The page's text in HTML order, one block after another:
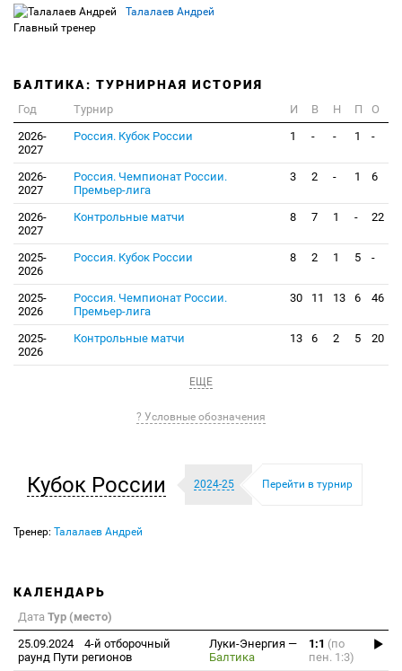
Талалаев Андрей
Главный тренер
БАЛТИКА: ТУРНИРНАЯ ИСТОРИЯ
Год Турнир И В Н П
О
2026-
2027
Россия. Кубок России 1 - - 1 -
2026-
2027
Россия. Чемпионат России.
Премьер-лига
3 2 - 1 6
2026-
2027
Контрольные матчи 8 7 1 - 22
2025-
2026
Россия. Кубок России 8 2 1 5 -
2025-
2026
Россия. Чемпионат России.
Премьер-лига
30 11 13 6 46
2025-
2026
Контрольные матчи 13 6 2 5 20
ЕЩЕ
? Условные обозначения
Кубок России 2024-25 Перейти в турнир
Тренер: Талалаев Андрей
КАЛЕНДАРЬ
Дата Тур (место)
25.09.2024
4-й отборочный
раунд Пути регионов
Луки-Энергия —
Балтика
1:1 (по
пен. 1:3)